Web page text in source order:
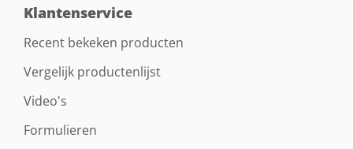
Klantenservice
Recent bekeken producten
Vergelijk productenlijst
Video's
Formulieren